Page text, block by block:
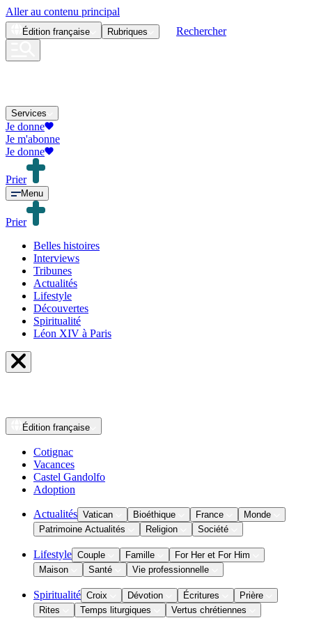
Aller au contenu principal
Édition française Rubriques Rechercher
Services
Je donne
Je m'abonne
Je donne
Prier
Menu
Prier
Belles histoires
Interviews
Tribunes
Actualités
Lifestyle
Découvertes
Spiritualité
Léon XIV à Paris
Édition française
Cotignac
Vacances
Castel Gandolfo
Adoption
Actualités Vatican Bioéthique France
Monde
Patrimoine Actualités
Religion Société
Lifestyle Couple Famille
For Her et For Him
Maison
Santé Vie professionnelle
Spiritualité Croix Dévotion Écritures
Prière
Rites
Temps liturgiques Vertus chrétiennes